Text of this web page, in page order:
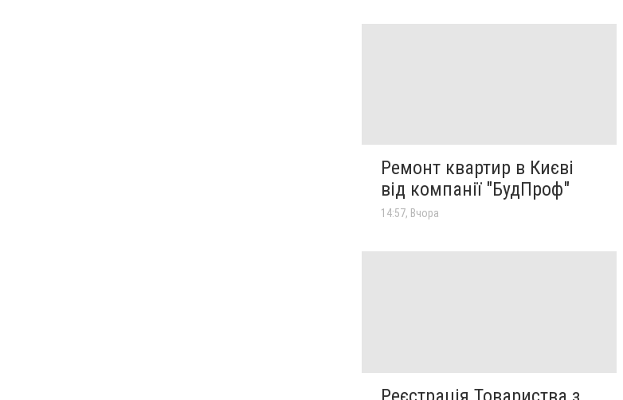
Ремонт квартир в Києві
від компанії "БудПроф"
14:57, Вчора